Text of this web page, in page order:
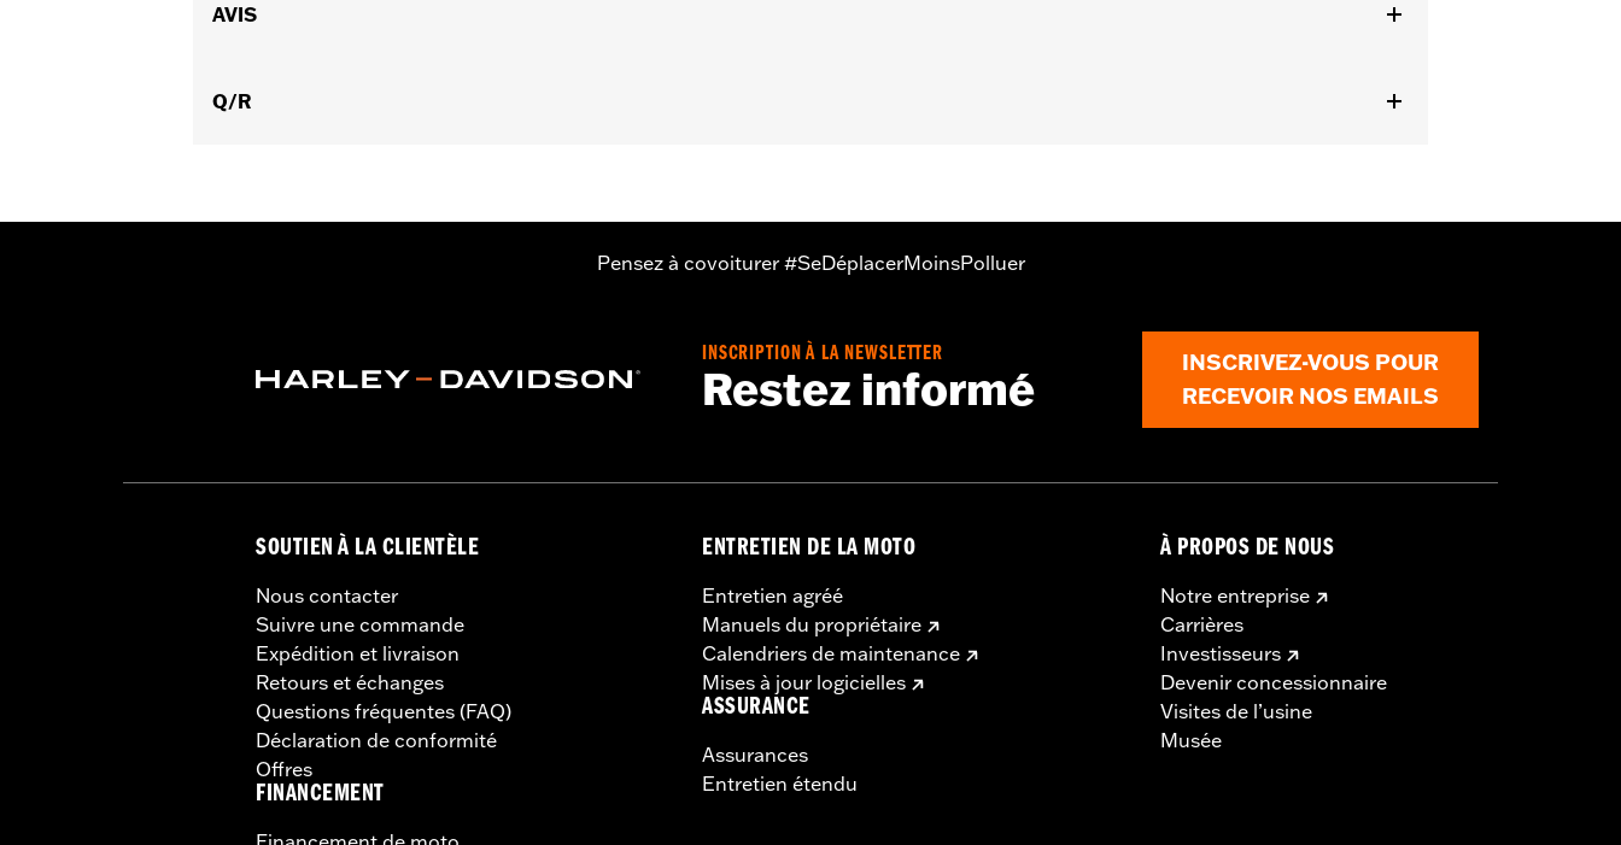
partir de 2009 équipés de roues d'origine ou en accessoire avec support de disque de 3,25 pouces.
Côté de la moto:
AVIS
Q/R
Pensez à covoiturer #SeDéplacerMoinsPolluer
INSCRIPTION À LA NEWSLETTER
Restez informé
INSCRIVEZ-VOUS POUR
RECEVOIR NOS EMAILS
SOUTIEN À LA CLIENTÈLE
Nous contacter
Suivre une commande
Expédition et livraison
Retours et échanges
Questions fréquentes (FAQ)
Déclaration de conformité
Offres
FINANCEMENT
ENTRETIEN DE LA MOTO
Entretien agréé
Manuels du propriétaire
Calendriers de maintenance
Mises à jour logicielles
ASSURANCE
Assurances
Entretien étendu
À PROPOS DE NOUS
Notre entreprise
Carrières
Investisseurs
Devenir concessionnaire
Visites de l’usine
Musée